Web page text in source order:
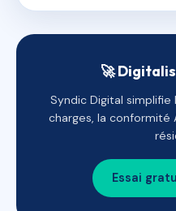
🚀
Syndic Digital simplifie
charges, la conformité
Essai